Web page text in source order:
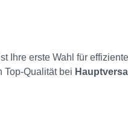
Ihre erste Wahl für
Top-Qualität bei